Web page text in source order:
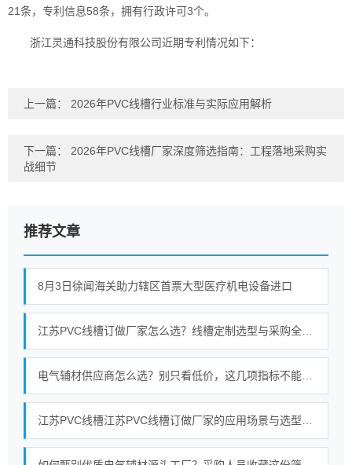
21条，专利信息58条，拥有行政许可3个。
浙江灵通科技股份有限公司近期专利情况如下：
上一篇： 2026年PVC线槽行业标准与实际应用解析
下一篇： 2026年PVC线槽厂家深度筛选指南：工程落地采购实
战细节
推荐文章
8月3日徐闻海关助力辖区首票大型医疗机电设备进口